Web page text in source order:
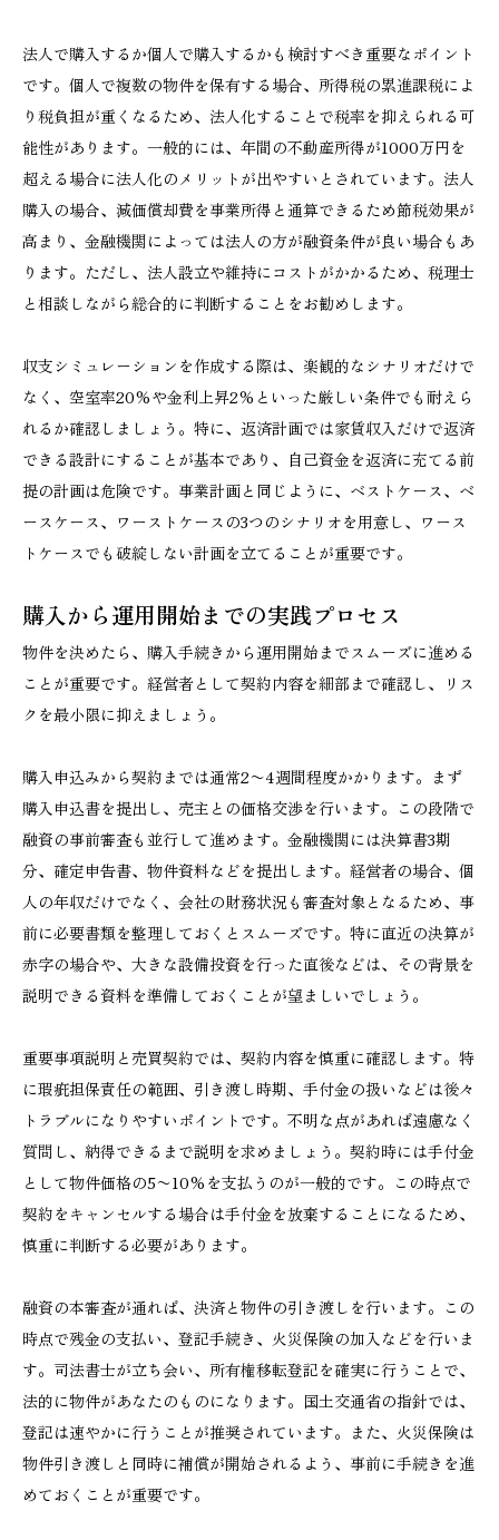
法人で購入するか個人で購入するかも検討すべき重要なポイント
です。個人で複数の物件を保有する場合、所得税の累進課税によ
り税負担が重くなるため、法人化することで税率を抑えられる可
能性があります。一般的には、年間の不動産所得が1000万円を
超える場合に法人化のメリットが出やすいとされています。法人
購入の場合、減価償却費を事業所得と通算できるため節税効果が
高まり、金融機関によっては法人の方が融資条件が良い場合もあ
ります。ただし、法人設立や維持にコストがかかるため、税理士
と相談しながら総合的に判断することをお勧めします。
収支シミュレーションを作成する際は、楽観的なシナリオだけで
なく、空室率20%や金利上昇2%といった厳しい条件でも耐えら
れるか確認しましょう。特に、返済計画では家賃収入だけで返済
できる設計にすることが基本であり、自己資金を返済に充てる前
提の計画は危険です。事業計画と同じように、ベストケース、ベ
ースケース、ワーストケースの3つのシナリオを用意し、ワース
トケースでも破綻しない計画を立てることが重要です。
購入から運用開始までの実践プロセス
物件を決めたら、購入手続きから運用開始までスムーズに進める
ことが重要です。経営者として契約内容を細部まで確認し、リス
クを最小限に抑えましょう。
購入申込みから契約までは通常2〜4週間程度かかります。まず
購入申込書を提出し、売主との価格交渉を行います。この段階で
融資の事前審査も並行して進めます。金融機関には決算書3期
分、確定申告書、物件資料などを提出します。経営者の場合、個
人の年収だけでなく、会社の財務状況も審査対象となるため、事
前に必要書類を整理しておくとスムーズです。特に直近の決算が
赤字の場合や、大きな設備投資を行った直後などは、その背景を
説明できる資料を準備しておくことが望ましいでしょう。
重要事項説明と売買契約では、契約内容を慎重に確認します。特
に瑕疵担保責任の範囲、引き渡し時期、手付金の扱いなどは後々
トラブルになりやすいポイントです。不明な点があれば遠慮なく
質問し、納得できるまで説明を求めましょう。契約時には手付金
として物件価格の5〜10%を支払うのが一般的です。この時点で
契約をキャンセルする場合は手付金を放棄することになるため、
慎重に判断する必要があります。
融資の本審査が通れば、決済と物件の引き渡しを行います。この
時点で残金の支払い、登記手続き、火災保険の加入などを行いま
す。司法書士が立ち会い、所有権移転登記を確実に行うことで、
法的に物件があなたのものになります。国土交通省の指針では、
登記は速やかに行うことが推奨されています。また、火災保険は
物件引き渡しと同時に補償が開始されるよう、事前に手続きを進
めておくことが重要です。